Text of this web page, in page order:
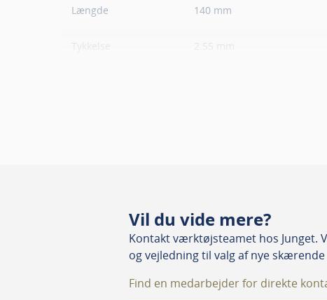
Længde 140 mm
Tykkelse 2.55 mm
Vil du vide mere?
Kontakt værktøjsteamet hos Junget.
og vejledning til valg af nye
Find en medarbejder for direkte